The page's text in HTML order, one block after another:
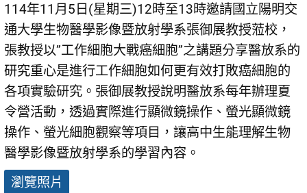
114年11月5日(星期三)12時至13時邀請國立陽明交
通大學生物醫學影像暨放射學系張御展教授蒞校，
張教授以”工作細胞大戰癌細胞”之講題分享醫放系的
研究重心是進行工作細胞如何更有效打敗癌細胞的
各項實驗研究。張御展教授說明醫放系每年辦理夏
令營活動，透過實際進行顯微鏡操作、螢光顯微鏡
操作、螢光細胞觀察等項目，讓高中生能理解生物
醫學影像暨放射學系的學習內容。
瀏覽照片